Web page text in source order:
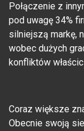
Połączenie z
pod uwagę 34%
silniejszą markę,
wobec dużych
konfliktów
Coraz większe
Obecnie swoją